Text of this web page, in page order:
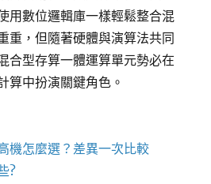
用數位邏輯庫一樣輕鬆整合混
重，但隨著硬體與演算法共同
合型存算一體運算單元勢必在
算中扮演關鍵角色。
機怎麼選？差異一次比較
?